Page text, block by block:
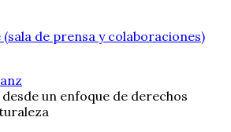
(sala de prensa y colaboraciones)
un enfoque de derechos